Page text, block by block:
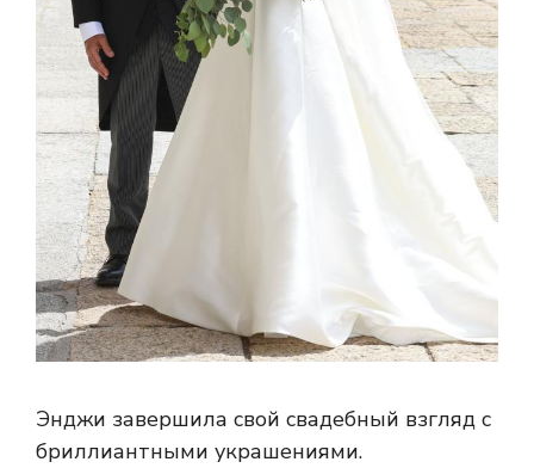
Энджи завершила свой свадебный взгляд с
бриллиантными украшениями.